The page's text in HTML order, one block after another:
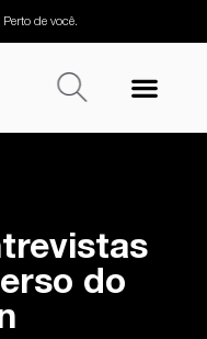
de você.
do